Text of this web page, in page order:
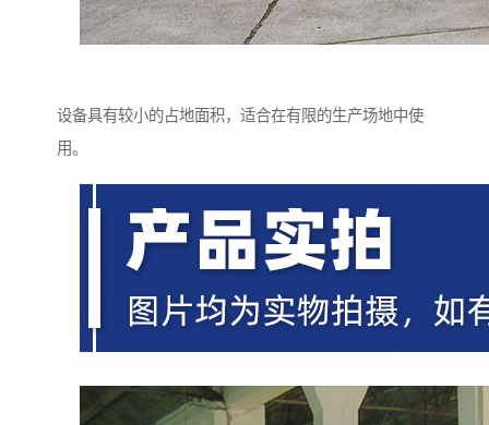
设备具有较小的占地面积，适合在有限的生产场地中使
用。